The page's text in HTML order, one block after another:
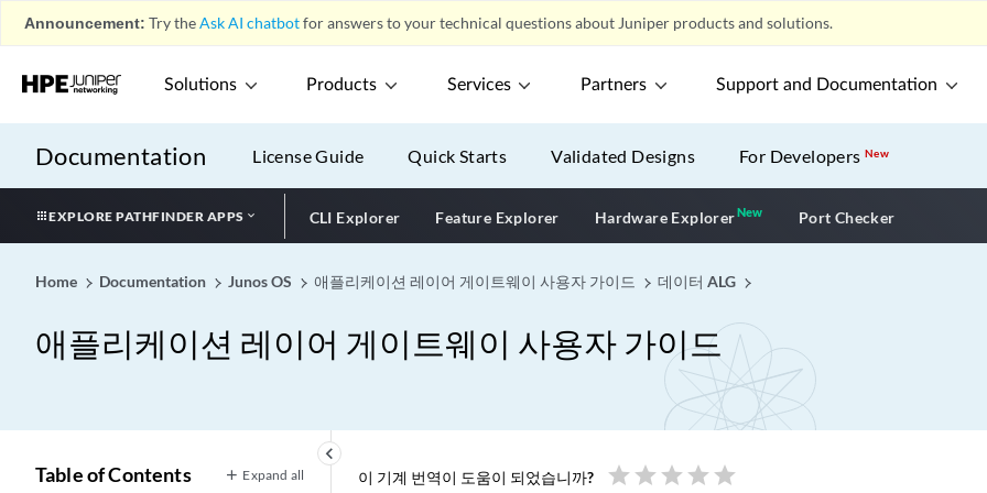
Announcement: Try theAsk AI chatbotfor answers to your technical questions about Juniper products and solutions.
Solutions Products Services Partners Support and Documentation
Documentation License Guide Quick Starts Validated Designs For DevelopersNew
EXPLORE PATHFINDER APPS CLI Explorer Feature Explorer Hardware ExplorerNewNew application
Port Checker
Home Documentation Junos OS 애플리케이션 레이어 게이트웨이 사용자 가이드 데이터 ALG
애플리케이션 레이어 게이트웨이 사용자 가이드
keyboard_arrow_left
Table of Contents Expand all 이 기계 번역이 도움이 되었습니까? star star star star star